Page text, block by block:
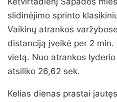
slidinėjimo sprinto
Vaikinų atrankos
distanciją įveikė per 2
vietą. Nuo atrankos
atsiliko 26,62 sek.
Kelias dienas prastai